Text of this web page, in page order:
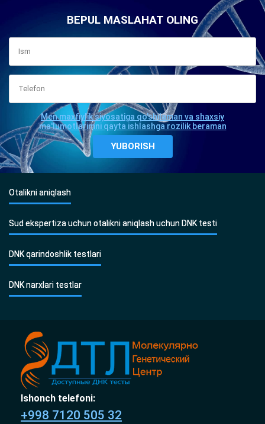
BEPUL MASLAHAT OLING
Men maxfiylik siyosatiga qo'shilaman va shaxsiy
ma'lumotlarimni qayta ishlashga rozilik beraman
Otalikni aniqlash
Sud ekspertiza uchun otalikni aniqlash uchun DNK testi
DNK qarindoshlik testlari
DNK narxlari testlar
Ishonch telefoni:
+998 7120 505 32